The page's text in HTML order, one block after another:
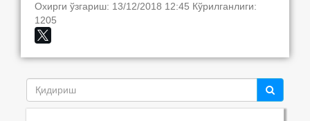
Охирги ўзгариш: 13/12/2018 12:45 Кўрилганлиги:
1205